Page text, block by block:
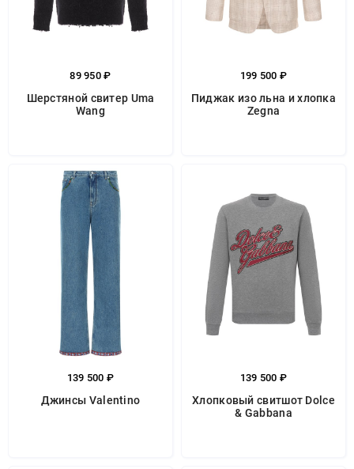
89 950 ₽
Шерстяной свитер Uma
Wang
199 500 ₽
Пиджак изо льна и хлопка
Zegna
139 500 ₽
Джинсы Valentino
139 500 ₽
Хлопковый свитшот Dolce
& Gabbana